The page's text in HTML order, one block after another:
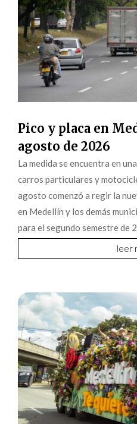
Pico y placa en
agosto de 2026
La medida se encuentra en
carros particulares y
agosto comenzó a regir la
en Medellín y los demás
para el segundo semestre de
leer